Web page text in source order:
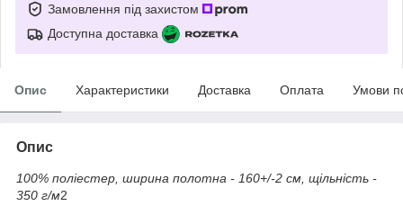
Замовлення під захистом
Доступна доставка
Опис Характеристики Доставка Оплата Умови
Опис
100% поліестер, ширина полотна - 160+/-2 см, щільність -
350 г/м2